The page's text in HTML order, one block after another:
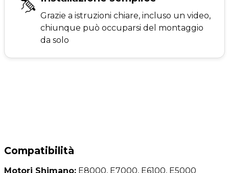
Grazie a istruzioni chiare, incluso un video,
chiunque può occuparsi del montaggio
da solo
Compatibilità
Motori Shimano: E8000, E7000, E6100, E5000